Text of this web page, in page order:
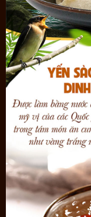
Với hơn 20 năm phát
khai thác và phát
trình khai thác tổ
cũng như tạo môi
trưởng.
Công ty Yến sào
một thương hiệu
Nam chất lượng
Việt Nam 2011,
Điểm nổi bật của yến
Các sản phẩmyến
các sợi yến dai và
hoàn toàn các tạp